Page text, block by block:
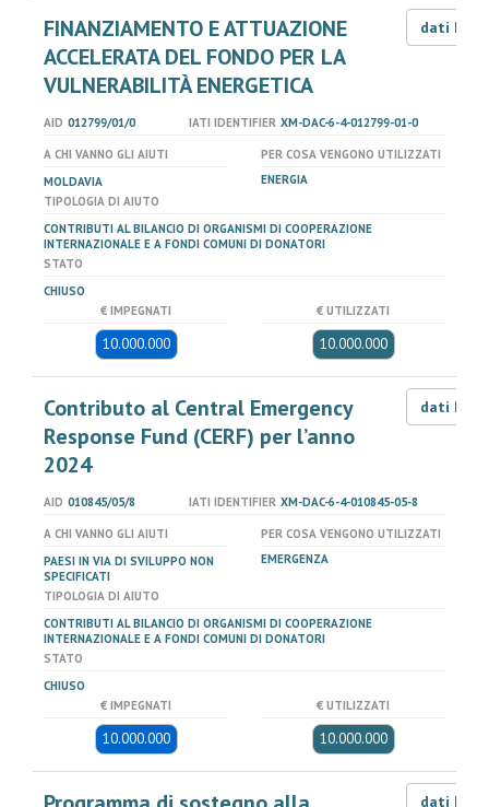
FINANZIAMENTO E ATTUAZIONE
ACCELERATA DEL FONDO PER LA
VULNERABILITÀ ENERGETICA
dati LOD
AID 012799/01/0 IATI IDENTIFIER XM-DAC-6-4-012799-01-0
A CHI VANNO GLI AIUTI
MOLDAVIA
PER COSA VENGONO UTILIZZATI
ENERGIA
TIPOLOGIA DI AIUTO
CONTRIBUTI AL BILANCIO DI ORGANISMI DI COOPERAZIONE
INTERNAZIONALE E A FONDI COMUNI DI DONATORI
STATO
CHIUSO
€ IMPEGNATI
10.000.000
€ UTILIZZATI
10.000.000
Contributo al Central Emergency
Response Fund (CERF) per l’anno
2024
dati LOD
AID 010845/05/8 IATI IDENTIFIER XM-DAC-6-4-010845-05-8
A CHI VANNO GLI AIUTI
PAESI IN VIA DI SVILUPPO NON
SPECIFICATI
PER COSA VENGONO UTILIZZATI
EMERGENZA
TIPOLOGIA DI AIUTO
CONTRIBUTI AL BILANCIO DI ORGANISMI DI COOPERAZIONE
INTERNAZIONALE E A FONDI COMUNI DI DONATORI
STATO
CHIUSO
€ IMPEGNATI
10.000.000
€ UTILIZZATI
10.000.000
dati LOD